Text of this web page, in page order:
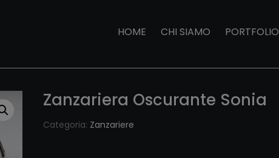
HOME CHI SIAMO PORTFOLIO
Zanzariera Oscurante Sonia
Categoria: Zanzariere